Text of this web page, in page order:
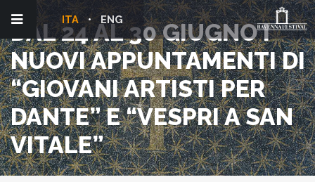
ENG
ITA
DAL 24 AL 30 GIUGNO I
NUOVI APPUNTAMENTI DI
“GIOVANI ARTISTI PER
DANTE” E “VESPRI A SAN
VITALE”